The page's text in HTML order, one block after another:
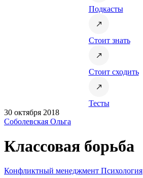
Подкасты
Стоит знать
Стоит сходить
Тесты
30 октября 2018
Соболевская Ольга
Классовая борьба
Конфликтный менеджмент Психология